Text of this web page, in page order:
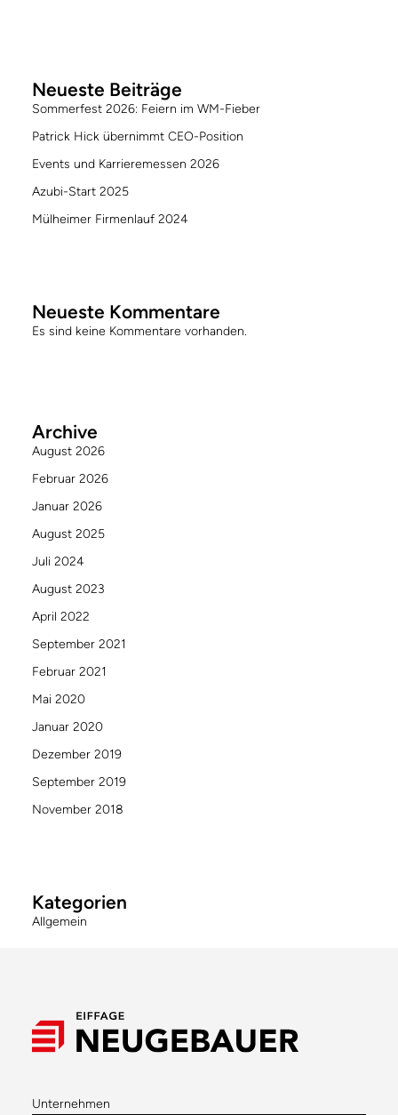
Neueste Beiträge
Sommerfest 2026: Feiern im WM-Fieber
Patrick Hick übernimmt CEO-Position
Events und Karrieremessen 2026
Azubi-Start 2025
Mülheimer Firmenlauf 2024
Neueste Kommentare
Es sind keine Kommentare vorhanden.
Archive
August 2026
Februar 2026
Januar 2026
August 2025
Juli 2024
August 2023
April 2022
September 2021
Februar 2021
Mai 2020
Januar 2020
Dezember 2019
September 2019
November 2018
Kategorien
Allgemein
Unternehmen